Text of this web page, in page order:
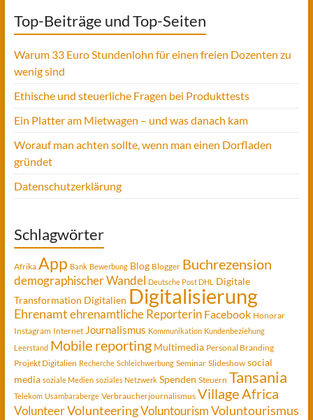
Top-Beiträge und Top-Seiten
Warum 33 Euro Stundenlohn für einen freien Dozenten zu
wenig sind
Ethische und steuerliche Fragen bei Produkttests
Ein Platter am Mietwagen – und was danach kam
Worauf man achten sollte, wenn man einen Dorfladen
gründet
Datenschutzerklärung
Schlagwörter
Afrika App Bank Bewerbung Blog Blogger Buchrezension
demographischer Wandel Deutsche Post DHL
Digitale
Transformation Digitalien Digitalisierung
Ehrenamtehrenamtliche Reporterin Facebook Honorar
Instagram Internet Journalismus Kommunikation Kundenbeziehung
Leerstand Mobile reporting Multimedia Personal Branding
Projekt Digitalien Recherche Schleichwerbung Seminar Slideshow social
media soziale Medien soziales Netzwerk Spenden Steuern Tansania
Telekom Usambaraberge Verbraucherjournalismus Village Africa
VolunteerVolunteeringVoluntourismVoluntourismus